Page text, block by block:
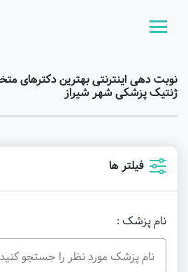
نوبت دهی اینترنتی بهترین
ژنتیک پزشکی شهر شیراز
فیلتر ها
نام پزشک :